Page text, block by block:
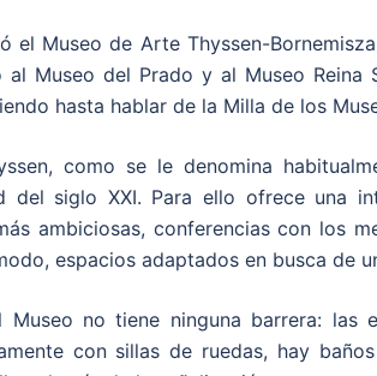
el Museo de Arte Thyssen-
al Museo del Prado y al Museo
hasta hablar de la Milla de los
como se le denomina
del siglo XXI. Para ello ofrece una
ambiciosas, conferencias con los
espacios adaptados en busca de
no tiene ninguna barrera: las
con sillas de ruedas, hay